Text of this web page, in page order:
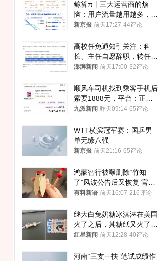
鲸算π丨三大运营商的烦
恼：用户流量越用越多，收
入却越来越少
新京报 前天17:27 44评论
高校任免通知引关注：科
长、主任自愿辞职，转任思
政辅导员
澎湃新闻 前天17:00 32评论
顺风车司机找到乘客手机后
索要1888元，平台：正和
司机沟通协商
九派新闻 昨天09:14 65评论
WTT横滨冠军赛：国乒男
单无缘八强
新京报 前天21:16 65评论
鸿蒙智行被曝删除“竹知
了”风波公告后又恢复 官媒
曾力挺：劝华为要大度的，
有料新语 前天16:07 216评论
继大白兔奶糖冰淇淋在美国
火了之后，其糖纸又火了！
海外博主盛赞：平面设计经
红星新闻 前天12:28 40评论
河南“三支一扶”笔试成绩作